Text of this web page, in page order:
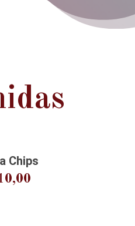
Chips